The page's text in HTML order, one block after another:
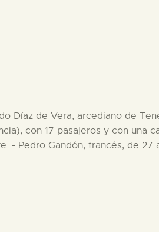
Díaz de Vera, arcediano de
con 17 pasajeros y con una
- Pedro Gandón, francés, de 27